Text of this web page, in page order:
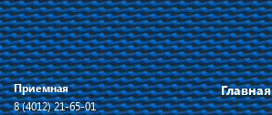
Приемная
8 (4012) 21-65-01
Главная